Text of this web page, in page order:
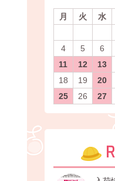
月 火 水
4
5 6
11
12 13
18
19 20
25
26 27